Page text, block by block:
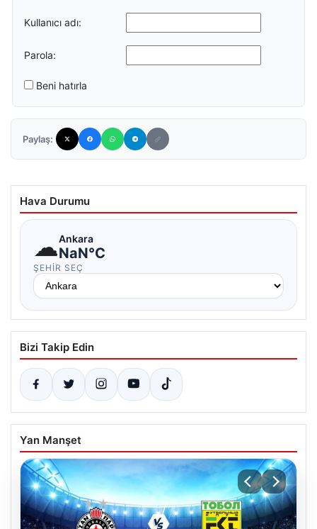
Kullanıcı adı:
Parola:
Beni hatırla
Paylaş:
Hava Durumu
☁Ankara
NaN°C
ŞEHIR SEÇ
Bizi Takip Edin
Yan Manşet